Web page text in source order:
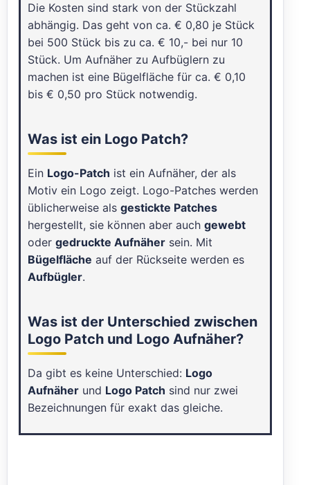
Die Kosten sind stark von der Stückzahl
abhängig. Das geht von ca. € 0,80 je Stück
bei 500 Stück bis zu ca. € 10,- bei nur 10
Stück. Um Aufnäher zu Aufbüglern zu
machen ist eine Bügelfläche für ca. € 0,10
bis € 0,50 pro Stück notwendig.
Was ist ein Logo Patch?
Ein Logo-Patch ist ein Aufnäher, der als
Motiv ein Logo zeigt. Logo-Patches werden
üblicherweise als gestickte Patches
hergestellt, sie können aber auch gewebt
oder gedruckte Aufnäher sein. Mit
Bügelfläche auf der Rückseite werden es
Aufbügler.
Was ist der Unterschied zwischen
Logo Patch und Logo Aufnäher?
Da gibt es keine Unterschied: Logo
Aufnäher und Logo Patch sind nur zwei
Bezeichnungen für exakt das gleiche.